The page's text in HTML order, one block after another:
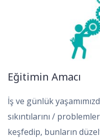
Eğitimin Amacı
İş ve günlük
sıkıntılarını /
keşfedip, bunların